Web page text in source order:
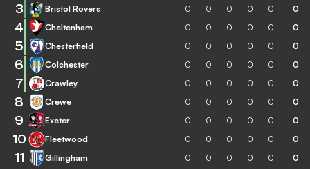
3 Bristol Rovers 0 0 0 0 0 0
4 Cheltenham 0 0 0 0 0 0
5 Chesterfield 0 0 0 0 0 0
6 Colchester 0 0 0 0 0 0
7 Crawley 0 0 0 0 0 0
8 Crewe 0 0 0 0 0 0
9 Exeter 0 0 0 0 0 0
10 Fleetwood 0 0 0 0 0 0
11 Gillingham 0 0 0 0 0 0